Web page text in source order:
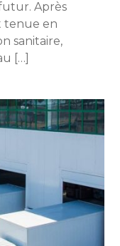
Après
tenue en
sanitaire,
[…]